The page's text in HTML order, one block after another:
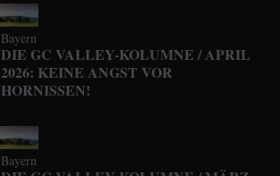
Bayern
DIE GC VALLEY-KOLUMNE / APRIL
2026: KEINE ANGST VOR
HORNISSEN!
Bayern